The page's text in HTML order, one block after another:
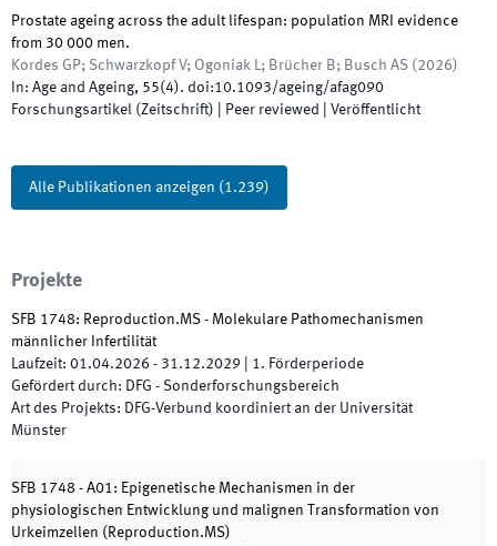
Prostate ageing across the adult lifespan: population MRI evidence
from 30 000 men.
Kordes GP; Schwarzkopf V; Ogoniak L; Brücher B; Busch AS ( 2026)
In: Age and Ageing, 55(4). doi:10.1093/ageing/afag090
Forschungsartikel (Zeitschrift) | Peer reviewed Veröffentlicht
Alle Publikationen anzeigen (1.239)
Projekte
SFB 1748: Reproduction.MS - Molekulare Pathomechanismen
männlicher Infertilität
Laufzeit: 01.04.2026 - 31.12.2029 1. Förderperiode
Gefördert durch: DFG - Sonderforschungsbereich
Art des Projekts: DFG-Verbund koordiniert an der Universität
Münster
SFB 1748 - A01: Epigenetische Mechanismen in der
physiologischen Entwicklung und malignen Transformation von
Urkeimzellen ( Reproduction.MS)